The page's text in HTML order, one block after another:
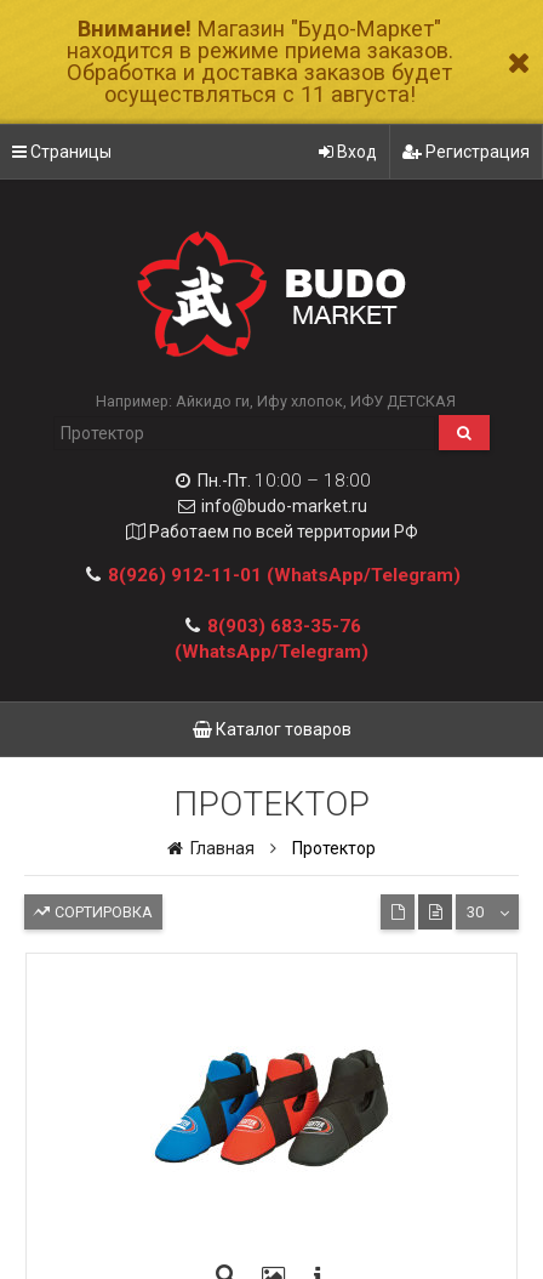
Внимание! Магазин "Будо-Маркет"
находится в режиме приема заказов.
Обработка и доставка заказов будет
осуществляться с 11 августа!
Страницы Вход Регистрация
Например: Айкидо ги Ифу хлопок ИФУ ДЕТСКАЯ
Пн.-Пт. 10:00 – 18:00
info@budo-market.ru
Работаем по всей территории РФ
8(926) 912-11-01 (WhatsApp/Telegram)
8(903) 683-35-76
(WhatsApp/Telegram)
Каталог товаров
ПРОТЕКТОР
Главная Протектор
СОРТИРОВКА 30